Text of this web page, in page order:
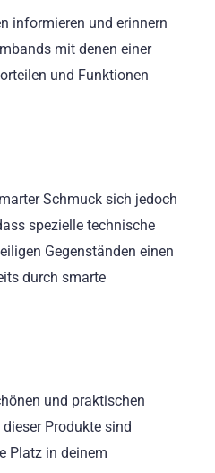
informieren und erinnern
mit denen einer
und Funktionen
Schmuck sich jedoch
spezielle technische
Gegenständen einen
durch smarte
und praktischen
Produkte sind
Platz in deinem